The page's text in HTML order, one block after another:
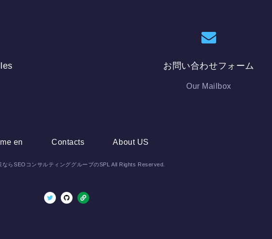
お問い合わせフォーム
Our Mailbox
en Contacts About US
らSEOコンサルティンググループのSPL All Rights Reserved.